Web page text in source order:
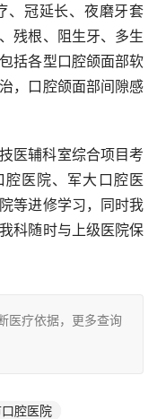
、冠延长、夜磨牙套
残根、阻生牙、多生
括各型口腔颌面部软
，口腔颌面部间隙感
医辅科室综合项目考
医院、军大口腔医
等进修学习，同时我
科随时与上级医院保
医疗依据，更多查询
腔医院